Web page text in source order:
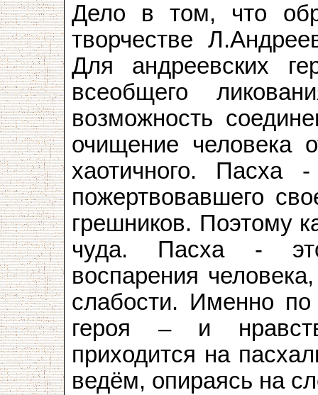
Дело в том, что
творчестве
Для андреевских
всеобщего
возможность
очищение человека
хаотичного. Пасха
пожертвовавшего
грешников. Поэтому
чуда. Пасха -
воспарения
слабости. Именно
героя – и
приходится на
ведём, опираясь на